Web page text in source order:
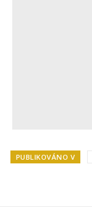
PUBLIKOVÁNO V